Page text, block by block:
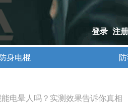
防身电棍
登录 注册
能电晕人吗？实测效果告诉你真相